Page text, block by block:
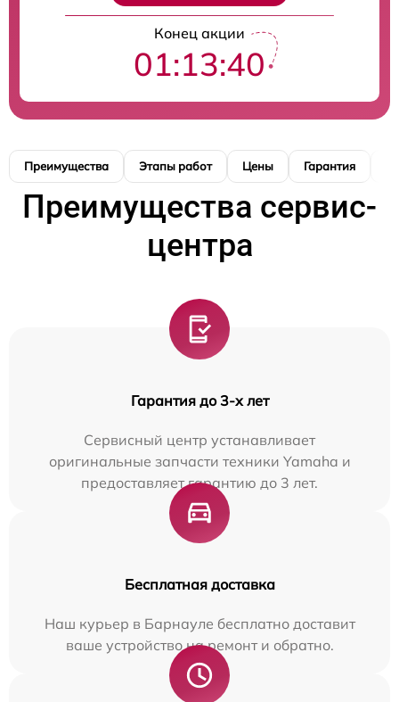
Конец акции
01:13:39
Преимущества Этапы работ Цены Гарантия
Преимущества сервис-
центра
Гарантия до 3-х лет
Сервисный центр устанавливает
оригинальные запчасти техники Yamaha и
предоставляет гарантию до 3 лет.
Бесплатная доставка
Наш курьер в Барнауле бесплатно доставит
ваше устройство на ремонт и обратно.